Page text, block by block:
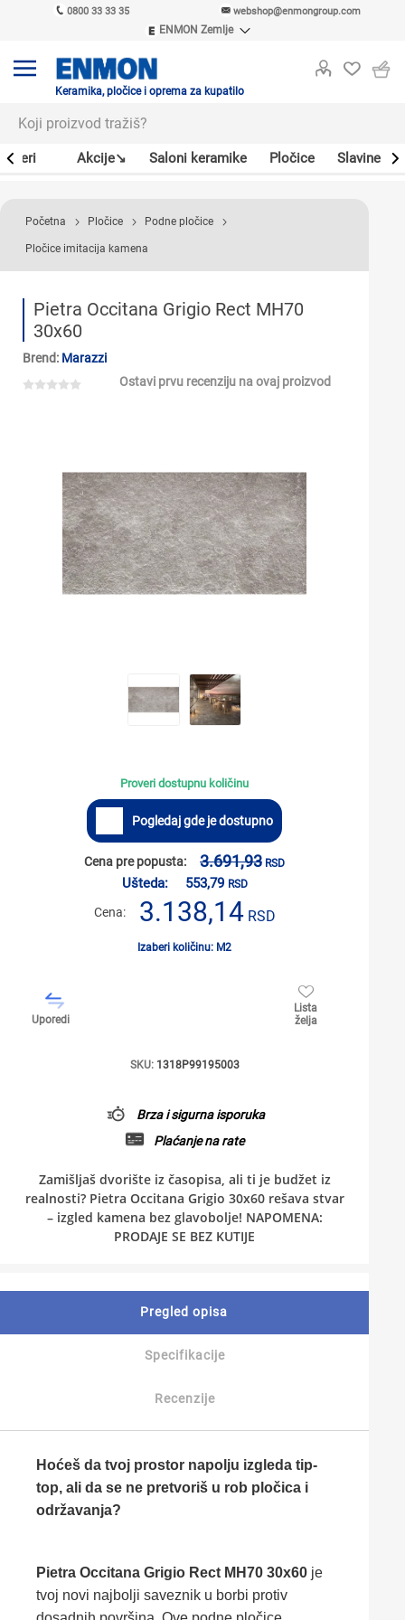
0800 33 33 35 webshop@enmongroup.com
ENMON Zemlje
ENMON MKD
Keramika, pločice i oprema za kupatilo
Akcije↘ Saloni keramike Pločice Slavine
Početna Pločice Podne pločice
Pločice imitacija kamena
Pietra Occitana Grigio Rect MH70
30x60
Brend: Marazzi
Ostavi prvu recenziju na ovaj proizvod
Uporedi
Lista
želja
SKU: 1318P99195003
Brza i sigurna isporuka
Plaćanje na rate
Zamišljaš dvorište iz časopisa, ali ti je budžet iz
realnosti? Pietra Occitana Grigio 30x60 rešava stvar
– izgled kamena bez glavobolje! NAPOMENA:
PRODAJE SE BEZ KUTIJE
Cena pre popusta: 3.691,93 RSD
Ušteda: 553,79 RSD
Cena: 3.138,14 RSD
Proveri dostupnu količinu
Pogledaj gde je dostupno
Izaberi količinu: M2
Pregled opisa
Specifikacije
Recenzije
Hoćeš da tvoj prostor napolju izgleda tip-
top, ali da se ne pretvoriš u rob pločica i
održavanja?
Pietra Occitana Grigio Rect MH70 30x60 je
tvoj novi najbolji saveznik u borbi protiv